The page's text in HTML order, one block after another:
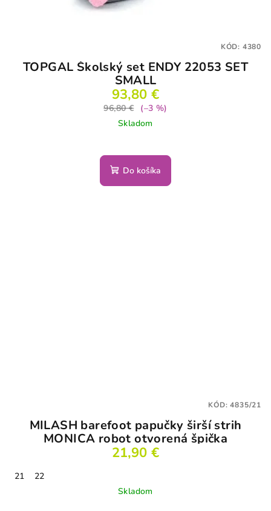
TOPGAL Školský set ENDY 22053 SET
SMALL
93,80 €
96,80 €
(–3 %)
Skladom
Do košíka
KÓD: 4380
MILASH barefoot papučky širší strih
MONICA robot otvorená špička
21,90 €
21
22
Skladom
KÓD:4835/21